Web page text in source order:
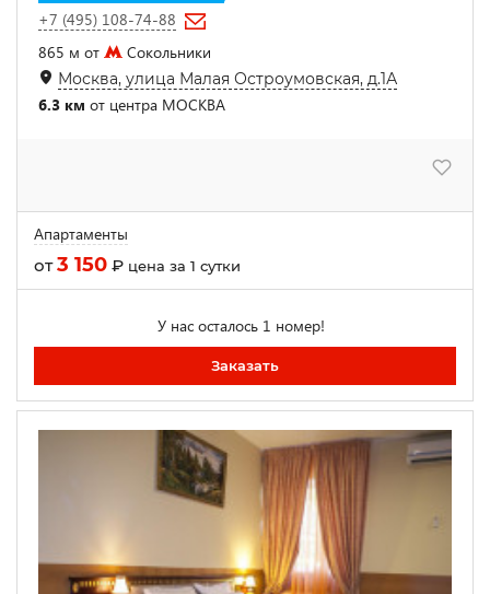
+7 (495) 108-74-88
865 м от
Сокольники
Москва, улица Малая Остроумовская, д.1А
6.3 км от центра МОСКВА
Апартаменты
от3 150 ₽ цена за 1 сутки
У нас осталось 1 номер!
Заказать